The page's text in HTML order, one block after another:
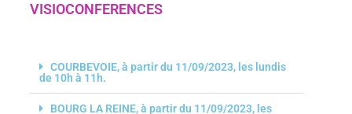
VISIOCONFERENCES
COURBEVOIE, à partir du 11/09/2023, les lundis
de 10h à 11h.
BOURG LA REINE, à partir du 11/09/2023, les